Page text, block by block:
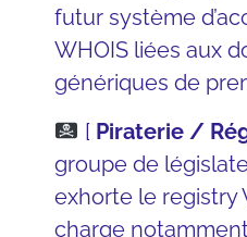
futur système
WHOIS liées aux
génériques de
[ Piraterie /
groupe de
exhorte le registry
charge